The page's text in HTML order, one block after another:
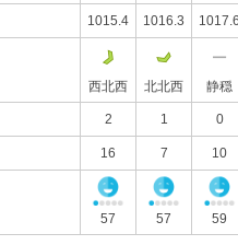
1015.4 1016.3
西北西 北北西 静穏
2 1 0
16 7 10
57 57 59